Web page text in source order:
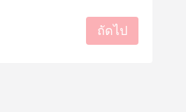
S**
ถัดไป